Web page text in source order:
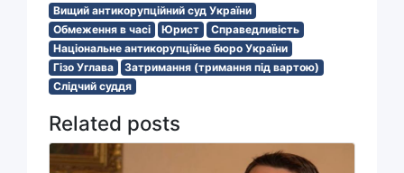
Вищий антикорупційний суд України
Обмеження в часі
Юрист
Справедливість
Національне антикорупційне бюро України
Гізо Углава
Затримання (тримання під вартою)
Слідчий суддя
Related posts